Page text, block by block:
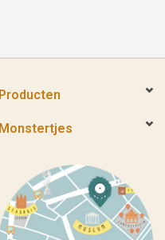
Producten
Monstertjes